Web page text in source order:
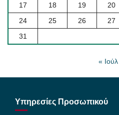
17
18 19 20
24
25 26 27
31
« Ιούλ
Υπηρεσίες Προσωπικού